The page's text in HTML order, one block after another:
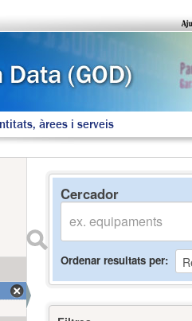
àrees i serveis
Cercador
Ordenar resultats per